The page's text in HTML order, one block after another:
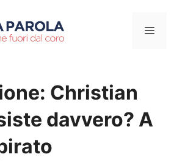
Menu
Christian
davvero? A